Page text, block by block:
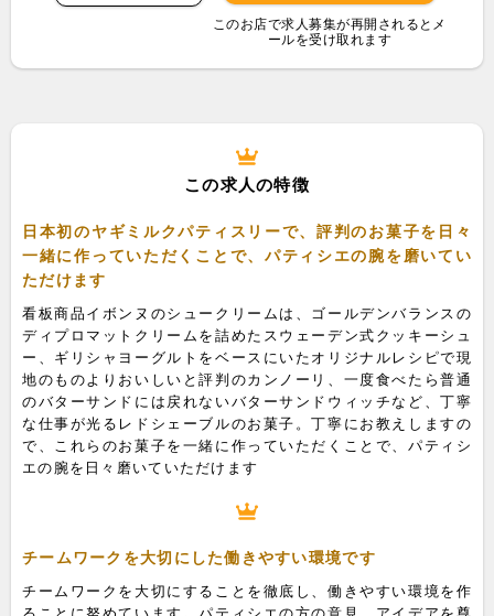
このお店で求人募集が再開されるとメ
ールを受け取れます
この求人の特徴
日本初のヤギミルクパティスリーで、評判のお菓子を日々
一緒に作っていただくことで、パティシエの腕を磨いてい
ただけます
看板商品イボンヌのシュークリームは、ゴールデンバランスの
ディプロマットクリームを詰めたスウェーデン式クッキーシュ
ー、ギリシャヨーグルトをベースにいたオリジナルレシピで現
地のものよりおいしいと評判のカンノーリ、一度食べたら普通
のバターサンドには戻れないバターサンドウィッチなど、丁寧
な仕事が光るレドシェーブルのお菓子。丁寧にお教えしますの
で、これらのお菓子を一緒に作っていただくことで、パティシ
エの腕を日々磨いていただけます
チームワークを大切にした働きやすい環境です
チームワークを大切にすることを徹底し、働きやすい環境を作